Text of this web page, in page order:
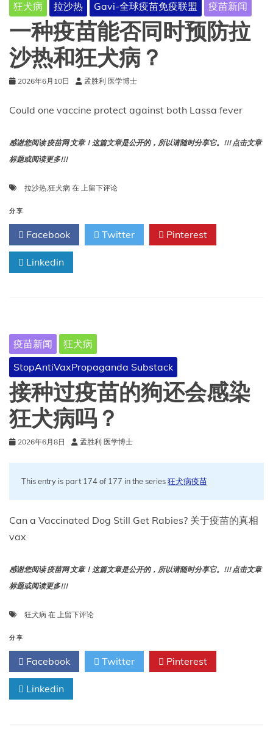
狂犬病 拉沙热 Gavi-全球疫苗免疫联盟 疫苗新闻
一种疫苗能否同时预防拉
沙热和狂犬病？
2026年6月10日 孟胜利 医学博士
Could one vaccine protect against both Lassa fever
感谢您阅读 疫苗网 文章！这篇文章是公开的，所以请随时分享它。!!! 点击文章
标题或阅读更多!!!
拉沙热,狂犬病 在 一
苗
否
热
和
狂
犬
病？
上留下评论
分享
Facebook Twitter Pinterest
Linkedin
疫苗新闻
狂犬病
StopAntiVaxPropaganda Substack
接种过疫苗的狗还会感染
狂犬病吗？
2026年6月8日 孟胜利 医学博士
This entry is part 174 of 177 in the series狂犬病疫苗
Can a Vaccinated Dog Still Get Rabies? 关于疫苗的真相
vax
感谢您阅读 疫苗网 文章！这篇文章是公开的，所以请随时分享它。!!! 点击文章
标题或阅读更多!!!
狂犬病 在 接
疫
苗
的
狗
还
上留下评论
分享
Facebook Twitter Pinterest
Linkedin